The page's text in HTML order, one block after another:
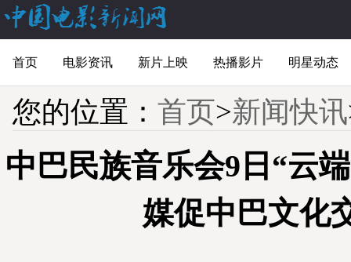
首页 电影资讯 新片上映 热播影片 明星动态
您的位置： 首页>新闻快讯
中巴民族音乐会9日“云
媒促中巴文化